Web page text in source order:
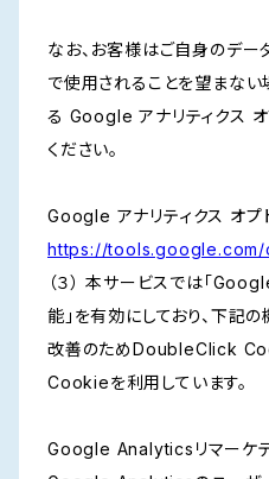
なお、お客様はご自身のデ
で使用されることを望まな
る Google アナリティクス オ
ください。
Google アナリティクス オプ
https://
（３） 本サービスでは「
能」を有効にしており、下記
改善のためDoubleClick
Cookieを利用しています。
Google Analyticsリマーケ